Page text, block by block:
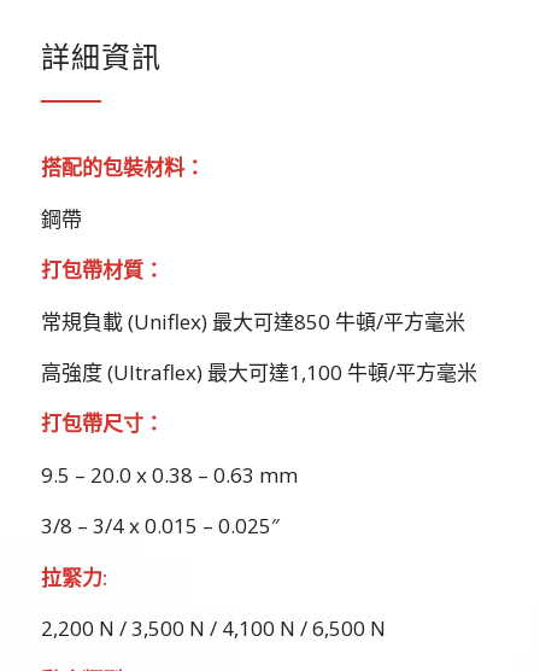
詳細資訊
搭配的包裝材料：
鋼帶
打包帶材質：
常規負載 (Uniflex) 最大可達850 牛頓/平方毫米
高強度 (Ultraflex) 最大可達1,100 牛頓/平方毫米
打包帶尺寸：
9.5 – 20.0 x 0.38 – 0.63 mm
3/8 – 3/4 x 0.015 – 0.025″
拉緊力:
2,200 N / 3,500 N / 4,100 N / 6,500 N